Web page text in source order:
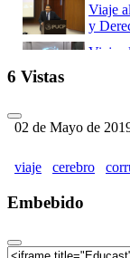
Viaje
y
Viaje
Viaje
Viaje
6 Vistas
02 de Mayo de
viaje cerebro
Embebido